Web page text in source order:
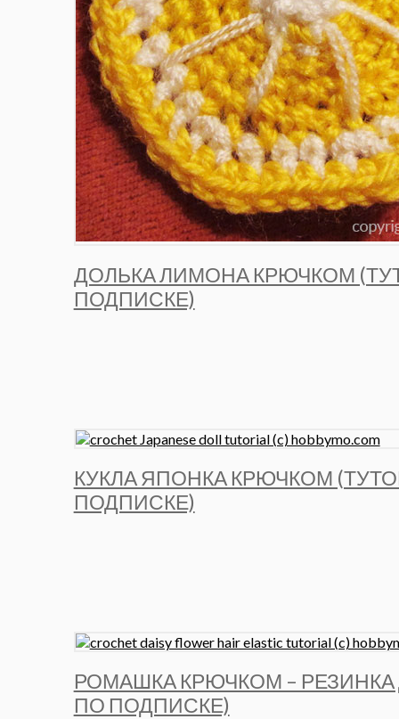
ДОЛЬКА ЛИМОНА КРЮЧКОМ
ПОДПИСКЕ)
КУКЛА ЯПОНКА КРЮЧКОМ
ПОДПИСКЕ)
РОМАШКА КРЮЧКОМ –
ПО ПОДПИСКЕ)